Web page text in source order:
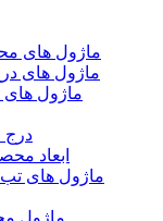
ماژول های
ماژول های
ماژول
درج
ابعاد
ماژول های
ماژول